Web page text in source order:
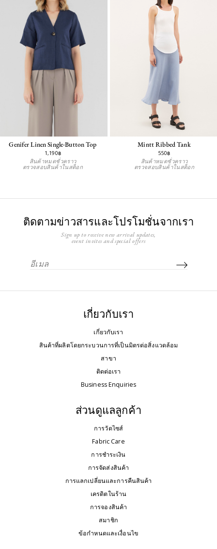
Genifer Linen Single-Button Top
1,190฿
สินค้าหมดชั่วคราว
ตรวจสอบสินค้าในสต็อก
Mintt Ribbed Tank
550฿
สินค้าหมดชั่วคราว
ตรวจสอบสินค้าในสต็อก
ติดตามข่าวสารและโปรโมชั่นจากเรา
Sign up to receive new arrival updates,
event invites and special offers
เกี่ยวกับเรา
เกี่ยวกับเรา
สินค้าที่ผลิตโดยกระบวนการที่เป็นมิตรต่อสิ่งแวดล้อม
สาขา
ติดต่อเรา
Business Enquiries
ส่วนดูแลลูกค้า
การวัดไซส์
Fabric Care
การชำระเงิน
การจัดส่งสินค้า
การแลกเปลี่ยนและการคืนสินค้า
เครดิตในร้าน
การจองสินค้า
สมาชิก
ข้อกำหนดและเงื่อนไข